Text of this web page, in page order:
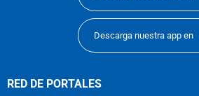
Descarga nuestra app en
RED DE PORTALES